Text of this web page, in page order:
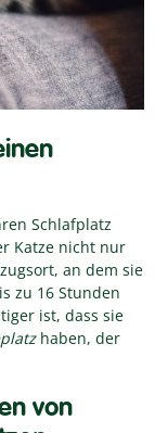
Schlafplatz
Katze nicht nur
an dem sie
zu 16 Stunden
ist, dass sie
haben, der
von